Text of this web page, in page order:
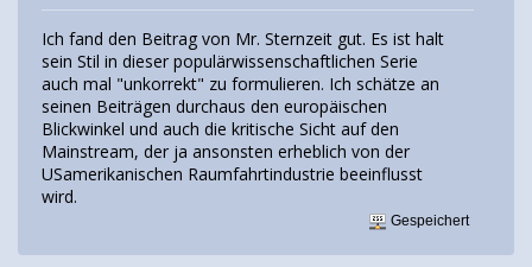
Ich fand den Beitrag von Mr. Sternzeit gut. Es ist halt
sein Stil in dieser populärwissenschaftlichen Serie
auch mal "unkorrekt" zu formulieren. Ich schätze an
seinen Beiträgen durchaus den europäischen
Blickwinkel und auch die kritische Sicht auf den
Mainstream, der ja ansonsten erheblich von der
USamerikanischen Raumfahrtindustrie beeinflusst
wird.
Gespeichert